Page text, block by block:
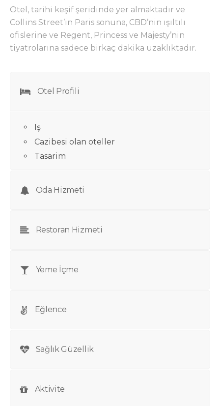
Otel, tarihi keşif şeridinde yer almaktadır ve
Collins Street’in Paris sonuna, CBD’nin ışıltılı
ofislerine ve Regent, Princess ve Majesty’nin
tiyatrolarına sadece birkaç dakika uzaklıktadır.
Otel Profili
Iş
Cazibesi olan oteller
Tasarim
Oda Hizmeti
Restoran Hizmeti
Yeme İçme
Eğlence
Sağlık Güzellik
Aktivite